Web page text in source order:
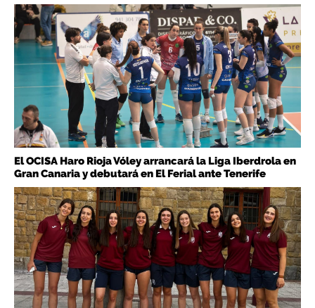
El OCISA Haro Rioja Vóley arrancará la Liga Iberdrola en
Gran Canaria y debutará en El Ferial ante Tenerife